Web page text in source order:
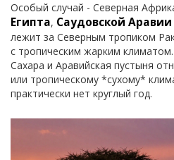
Особый случай - Северная
Египта, Саудовской Аравии
лежит за Северным тропиком
с тропическим жарким
Сахара и Аравийская пустыня
или тропическому *сухому*
практически нет круглый год.